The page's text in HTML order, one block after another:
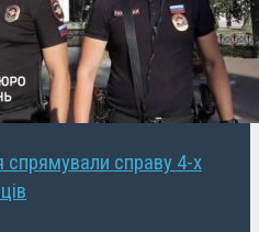
спрямували справу 4-х